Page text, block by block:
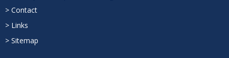
> Contact
> Links
> Sitemap